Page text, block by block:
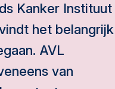
Kanker Instituut
het belangrijk
AVL
van